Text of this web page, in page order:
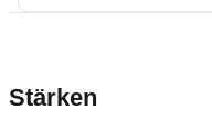
Stärken